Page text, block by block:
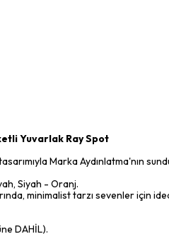
Yuvarlak Ray Spot
Marka Aydınlatma'nın
Siyah - Oranj.
minimalist tarzı sevenler için
DAHİL).